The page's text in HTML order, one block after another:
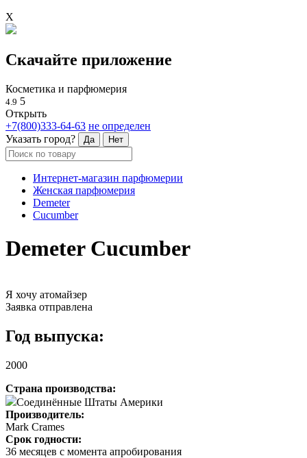
X
Скачайте приложение
Косметика и парфюмерия
4.9 5
Открыть
+7(800)333-64-63 не определен
Указать город?
Да Нет
Интернет-магазин парфюмерии
Женская парфюмерия
Demeter
Cucumber
Demeter Cucumber
Я хочу атомайзер
Заявка отправлена
Год выпуска:
2000
Страна производства:
Соединённые Штаты Америки
Производитель:
Mark Crames
Срок годности:
36 месяцев с момента апробирования